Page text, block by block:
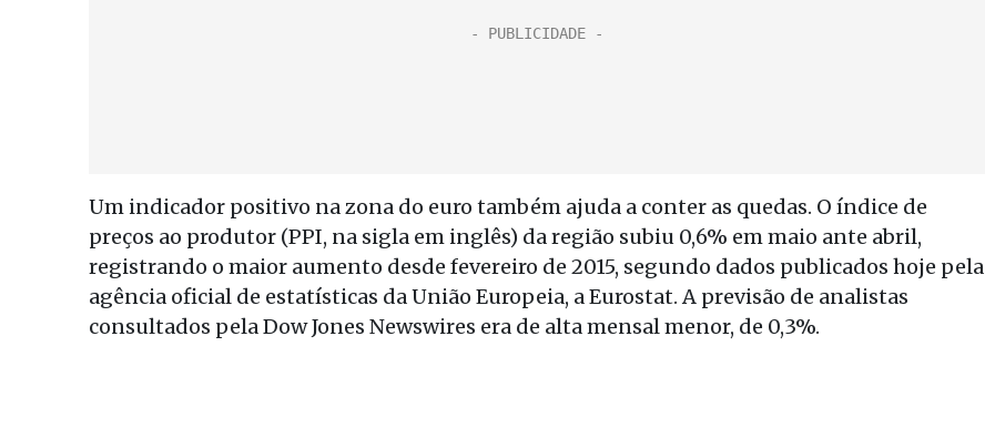
Um indicador positivo na zona do euro também ajuda a conter as quedas. O índice de
preços ao produtor (PPI, na sigla em inglês) da região subiu 0,6% em maio ante abril,
registrando o maior aumento desde fevereiro de 2015, segundo dados publicados hoje pela
agência oficial de estatísticas da União Europeia, a Eurostat. A previsão de analistas
consultados pela Dow Jones Newswires era de alta mensal menor, de 0,3%.